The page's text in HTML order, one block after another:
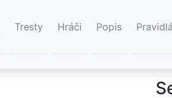
Tresty Hráči Popis Pravidlá